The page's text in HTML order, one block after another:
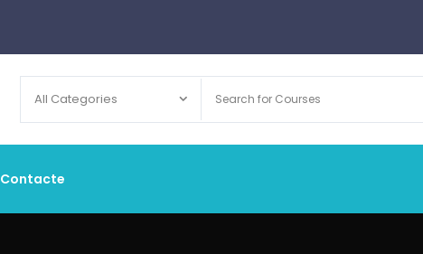
All Categories
Contacte